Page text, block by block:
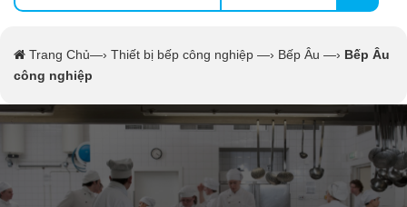
Trang Chủ—› Thiết bị bếp công nghiệp —› Bếp Âu —› Bếp Âu
công nghiệp
MÁY SẤY THỰC PHẨM CÔNG NGHIỆP
CẨM NANG